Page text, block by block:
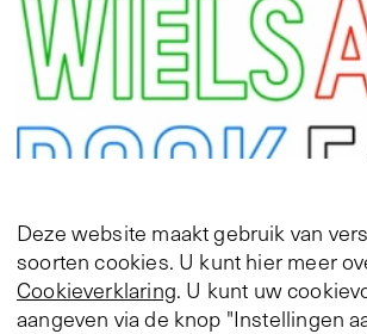
Deze website maakt gebruik van
soorten cookies. U kunt hier meer
Cookieverklaring. U kunt uw
aangeven via de knop "Instellingen
Boekenbeurs